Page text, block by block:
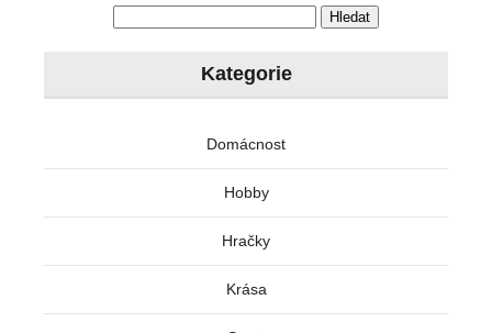
Kategorie
Domácnost
Hobby
Hračky
Krása